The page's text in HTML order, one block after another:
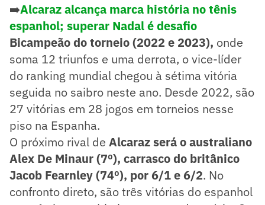
➡️Alcaraz alcança marca história no tênis
espanhol; superar Nadal é desafio
Bicampeão do torneio (2022 e 2023), onde
soma 12 triunfos e uma derrota, o vice-líder
do ranking mundial chegou à sétima vitória
seguida no saibro neste ano. Desde 2022, são
27 vitórias em 28 jogos em torneios nesse
piso na Espanha.
O próximo rival de Alcaraz será o australiano
Alex De Minaur (7º), carrasco do britânico
Jacob Fearnley (74º), por 6/1 e 6/2. No
confronto direto, são três vitórias do espanhol